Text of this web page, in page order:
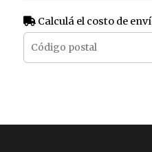
Calculá el costo de